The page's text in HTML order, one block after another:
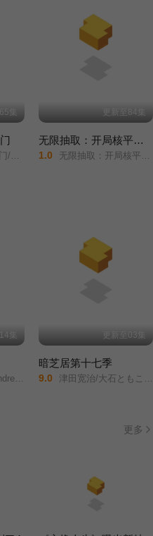
集
陆2/
更新至84集
无限抽取：开局核平修仙世界动态漫画
1.0 无限抽取：开局核平修仙世界/动态漫画/
集 更新至03集
暗芝居第十七季
9.0 津田宽治/大石ともこ/土屋咲登子/篠田谅/白川礼//新纳敏正/三宅美羽/中村朱里/山根馅/五郎丸莉菜/花谷聪亮/拓也/翔司/
更多